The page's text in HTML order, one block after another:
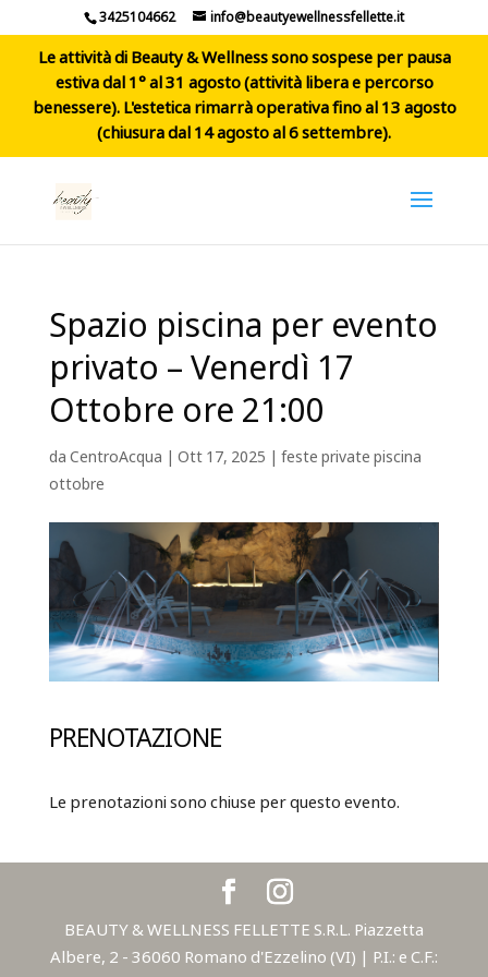
3425104662 info@beautyewellnessfellette.it
Le attività di Beauty & Wellness sono sospese per pausa
estiva dal 1° al 31 agosto (attività libera e percorso
benessere). L'estetica rimarrà operativa fino al 13 agosto
(chiusura dal 14 agosto al 6 settembre).
Spazio piscina per evento
privato – Venerdì 17
Ottobre ore 21:00
daCentroAcqua | Ott 17, 2025 | feste private piscina
ottobre
PRENOTAZIONE
Le prenotazioni sono chiuse per questo evento.
BEAUTY & WELLNESS FELLETTE S.R.L. Piazzetta
Albere, 2 - 36060 Romano d'Ezzelino (VI) | P.I.: e C.F.: